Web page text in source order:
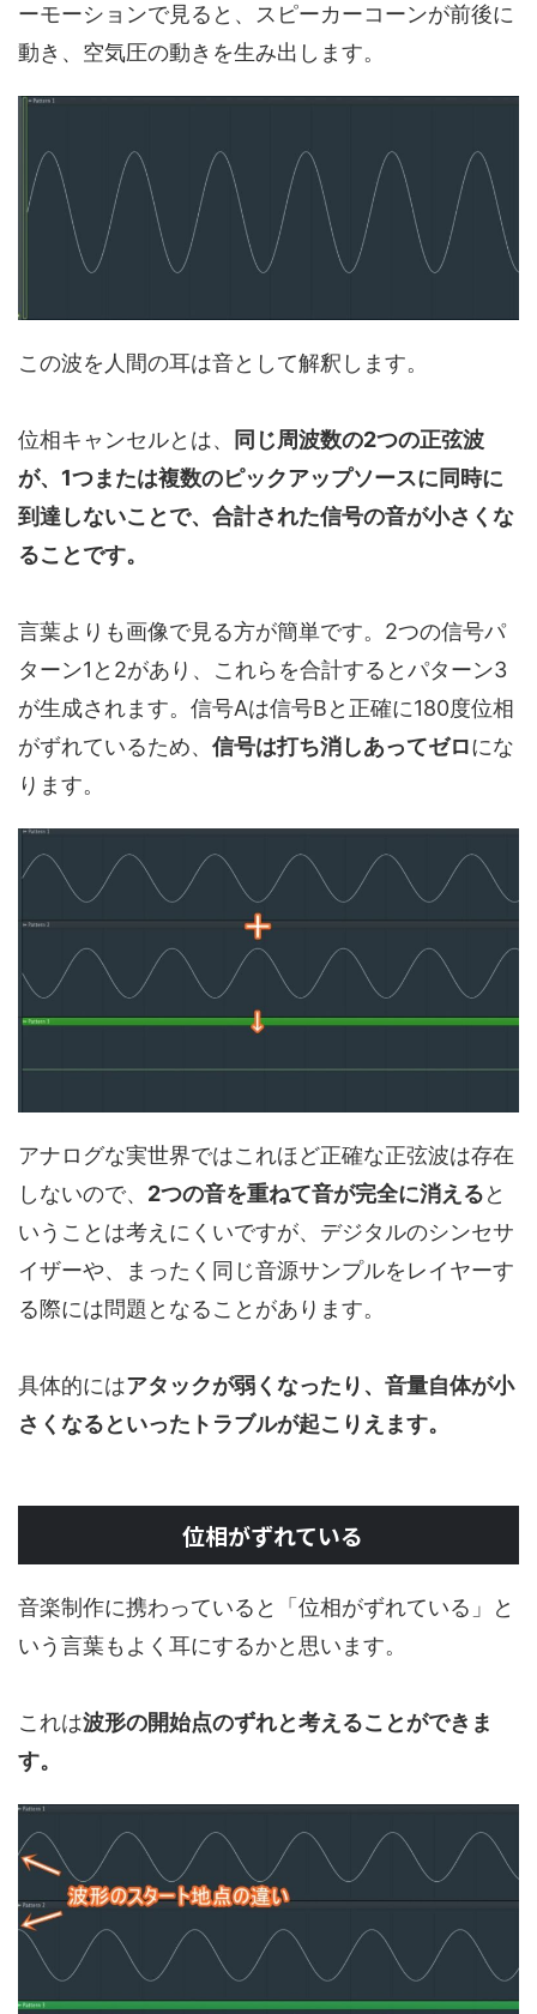
ーモーションで見ると、スピーカーコーンが前後に
動き、空気圧の動きを生み出します。
この波を人間の耳は音として解釈します。
位相キャンセルとは、
同じ周波数の2つの正弦波
が、1つまたは複数のピックアップソースに同時に
到達しないことで、合計された信号の音が小さくな
ることです。
言葉よりも画像で見る方が簡単です。2つの信号パ
ターン1と2があり、これらを合計するとパターン3
が生成されます。信号Aは信号Bと正確に180度位相
がずれているため、 信号は打ち消しあってゼロにな
ります。
アナログな実世界ではこれほど正確な正弦波は存在
しないので、 2つの音を重ねて音が完全に消えると
いうことは考えにくいですが、デジタルのシンセサ
イザーや、まったく同じ音源サンプルをレイヤーす
る際には問題となることがあります。
具体的にはアタックが弱くなったり、音量自体が小
さくなるといったトラブルが起こりえます。
位相がずれている
音楽制作に携わっていると「位相がずれている」と
いう言葉もよく耳にするかと思います。
これは波形の開始点のずれと考えることができま
す。